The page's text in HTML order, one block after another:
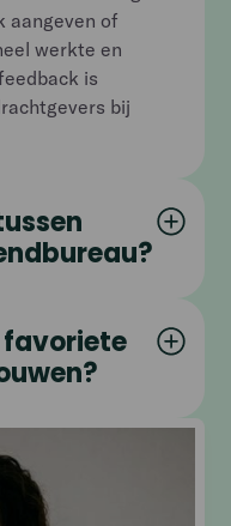
aangeven of
werkte en
is
bij
favoriete